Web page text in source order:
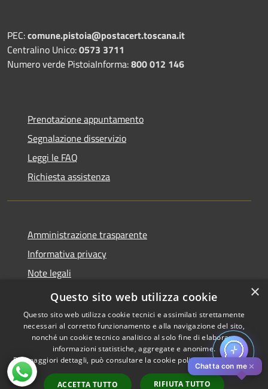
PEC:comune.pistoia@postacert.toscana.it
Centralino Unico:0573 3711
Numero verde PistoiaInforma:800 012 146
Prenotazione appuntamento
Segnalazione disservizio
Leggi le FAQ
Richiesta assistenza
Amministrazione trasparente
Informativa privacy
Note legali
Dichiarazione di accessibilità
Accessibilità
Privacy
Copyright © 2026 • Comune di
Pistoia • Powered by
Municipium•
Accesso
Chatta con me ✕
×
Questo sito web utilizza cookie
Questo sito web utilizza cookie tecnici e assimilati strettamente
necessari al corretto funzionamento e alla navigazione del sito,
nonché un cookie tecnico analitico al solo fine di elaborare
informazioni statistiche, aggregate e anonime.
Per maggiori dettagli, può consultare la cookie policy al seguentelink
ACCETTA TUTTO RIFIUTA TUTTO